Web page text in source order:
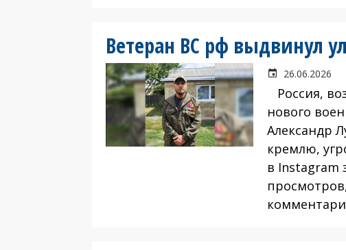
Ветеран ВС рф выдвинул
26.06.2026
Россия,
нового
Александр
кремлю,
в Instagram